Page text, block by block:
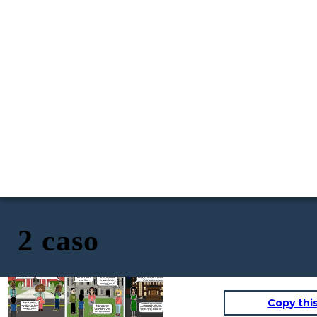
2 caso
siempre la misma
situación.
Chicos, debemos ser
agradecidos y tratar de
salir adelante con lo que
tenemos. ¡Podemos
lograrlo si seguimos
juntos!
que es la tecnología en
nuestra escuela. ¡Somos
los más privilegiados,
sabiendo que asistimos a la
escuela más cara del
mundo!
una escuela a la que sé
que nunca voy a tener
un gran futuro.
Chicos, tienen razón.
Qué pereza de esa
gentusa, pobres… nunca
podrán tener un futuro
como nosotros, pobres
ilusos.
comunidad, y cómo, lamentablemente, el color de
tu piel o tu estatus social parece influir en la
calidad de educación que recibes.
Las grabaciones muestran cómo
las oportunidades educativas
están influenciadas por factores
externos, como el estatus social
y el color de piel, afectando el
futuro de muchos jóvenes.
Copy